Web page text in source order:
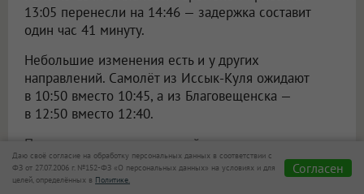
13:05 перенесли на 14:46 — задержка составит
один час 41 минуту.
Небольшие изменения есть и у других
направлений. Самолёт из Иссык-Куля ожидают
в 10:50 вместо 10:45, а из Благовещенска —
в 12:50 вместо 12:40.
Пассажирам перед поездкой в аэропорт стоит
проверить актуальное расписание на онлайн-табло
аэропорта Толмачёво.
Даю своё согласие на обработку персональных данных в соответствии с
ФЗ от 27.07.2006 г. №152-ФЗ «О персональных данных» на условиях и для
целей, определённых в Политике.
Согласен